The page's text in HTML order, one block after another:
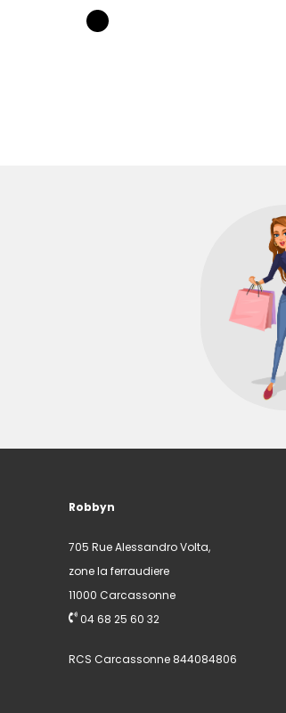
Terracotta
Robbyn
705 Rue Alessandro Volta,
zone la ferraudiere
11000 Carcassonne
04 68 25 60 32
RCS Carcassonne 844084806